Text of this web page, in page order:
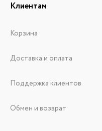
Клиентам
Корзина
Доставка и оплата
Поддержка клиентов
Обмен и возврат